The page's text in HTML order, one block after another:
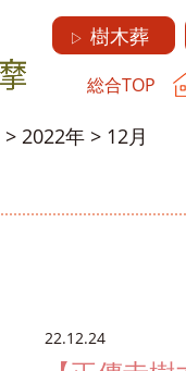
▷ 樹木葬
総合TOP
> 2022年 > 12月
22.12.24